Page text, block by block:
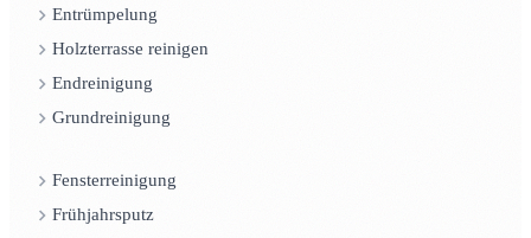
Entrümpelung
Holzterrasse reinigen
Endreinigung
Grundreinigung
Fensterreinigung
Frühjahrsputz